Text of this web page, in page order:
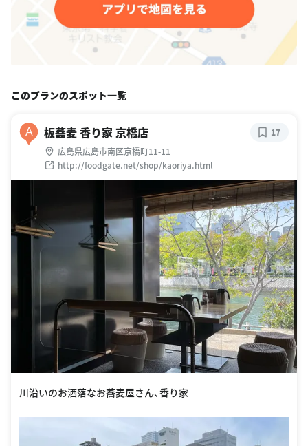
このプランのスポット一覧
A 板蕎麦 香り家 京橋店
広島県広島市南区京橋町11-11
http://foodgate.net/shop/kaoriya.html
17
川沿いのお洒落なお蕎麦屋さん、香り家